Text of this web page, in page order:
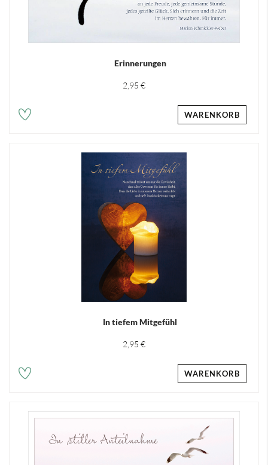
Erinnerungen
2,95 €
WARENKORB
In tiefem Mitgefühl
2,95 €
WARENKORB